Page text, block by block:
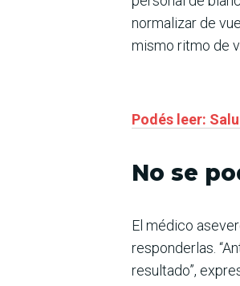
normalizar de
mismo ritmo de
Podés leer:
No se
El médico
responderlas.
resultado”,